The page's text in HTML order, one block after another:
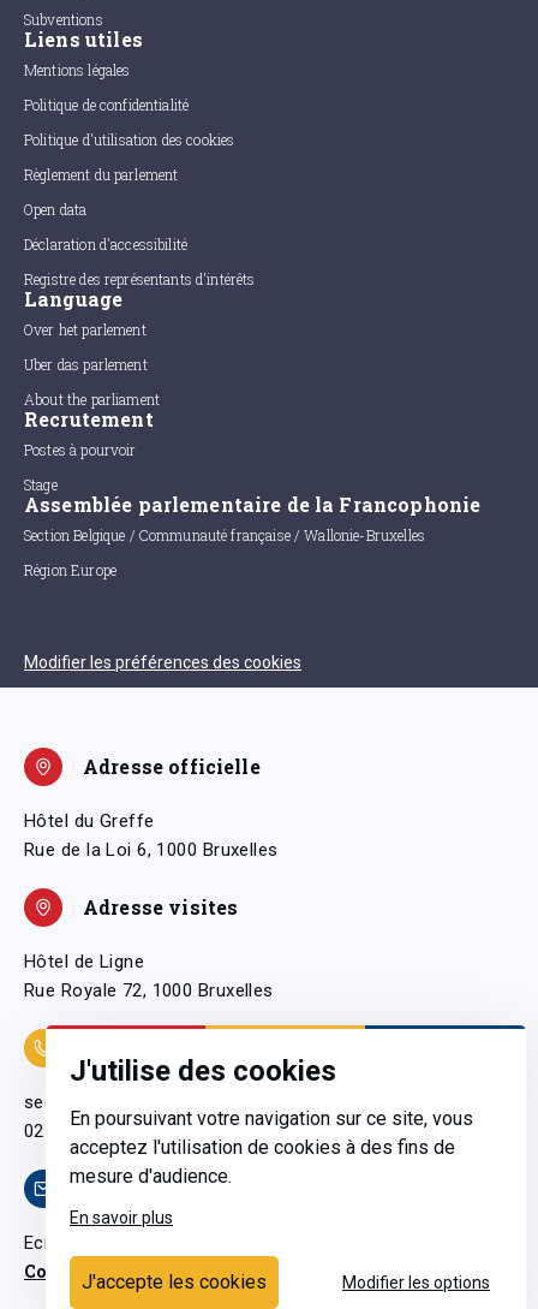
J'utilise des cookies
En poursuivant votre navigation sur ce site, vous
acceptez l'utilisation de cookies à des fins de
mesure d'audience.
En savoir plus
J'accepte les cookies Modifier les options
Subventions
Liens utiles
Mentions légales
Politique de confidentialité
Politique d'utilisation des cookies
Règlement du parlement
Open data
Déclaration d'accessibilité
Registre des représentants d'intérêts
Language
Over het parlement
Uber das parlement
About the parliament
Recrutement
Postes à pourvoir
Stage
Assemblée parlementaire de la Francophonie
Section Belgique / Communauté française / Wallonie-Bruxelles
Région Europe
Modifier les préférences des cookies
Adresse officielle
Hôtel du Greffe
Rue de la Loi 6, 1000 Bruxelles
Adresse visites
Hôtel de Ligne
Rue Royale 72, 1000 Bruxelles
secretariatgeneral@pfwb.be
02 506 38 11
Contact
Ecrivez-nous
Contactez-nous